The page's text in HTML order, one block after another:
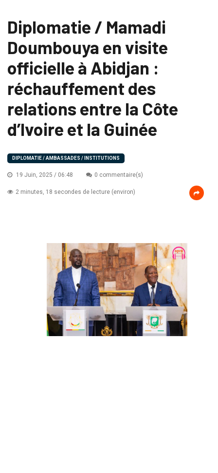
Diplomatie / Mamadi
Doumbouya en visite
officielle à Abidjan :
réchauffement des
relations entre la Côte
d’Ivoire et la Guinée
DIPLOMATIE / AMBASSADES / INSTITUTIONS
19 Juin, 2025 / 06:48 0 commentaire(s)
2 minutes, 18 secondes de lecture (environ)